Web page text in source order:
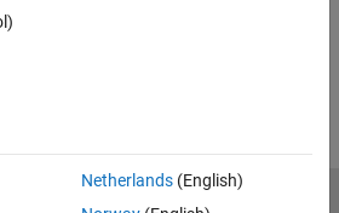
Netherlands(English)